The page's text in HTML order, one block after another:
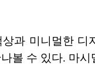
과 미니멀한
볼 수 있다. 마